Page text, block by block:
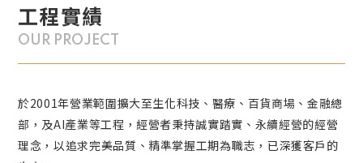
工程實績
OUR PROJECT
於2001年營業範圍擴大至生化科技、醫療、百貨商場、金融總
部，及AI產業等工程，經營者秉持誠實踏實、永續經營的經營
理念，以追求完美品質、精準掌握工期為職志，已深獲客戶的